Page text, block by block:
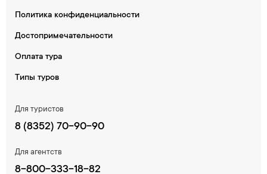
Политика конфиденциальности
Достопримечательности
Оплата тура
Типы туров
Для туристов
8 (8352) 70-90-90
Для агентств
8-800-333-18-82